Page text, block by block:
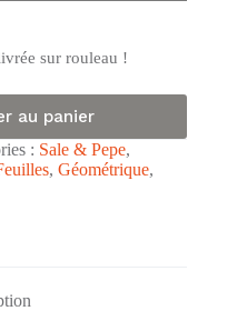
sur rouleau !
au panier
: Sale & Pepe,
, Géométrique,